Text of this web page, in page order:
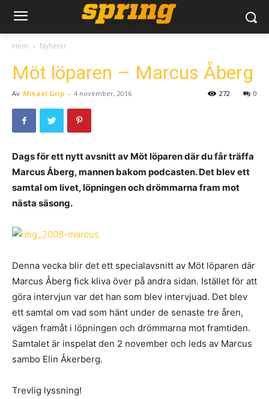
Hem Nyheter
Möt löparen – Marcus Åberg
Av Mikael Grip - 4 november, 2016 0
272
Dags för ett nytt avsnitt av Möt löparen där du får träffa
Marcus Åberg, mannen bakom podcasten. Det blev ett
samtal om livet, löpningen och drömmarna fram mot
nästa säsong.
Denna vecka blir det ett specialavsnitt av Möt löparen där
Marcus Åberg fick kliva över på andra sidan. Istället för att
göra intervjun var det han som blev intervjuad. Det blev
ett samtal om vad som hänt under de senaste tre åren,
vägen framåt i löpningen och drömmarna mot framtiden.
Samtalet är inspelat den 2 november och leds av Marcus
sambo Elin Åkerberg.
Trevlig lyssning!